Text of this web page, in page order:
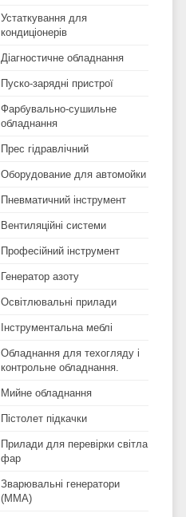
Устаткування для
кондиціонерів
Діагностичне обладнання
Пуско-зарядні пристрої
Фарбувально-сушильне
обладнання
Прес гідравлічний
Оборудование для автомойки
Пневматичний інструмент
Вентиляційні системи
Професійний інструмент
Генератор азоту
Освітлювальні прилади
Інструментальна меблі
Обладнання для техогляду і
контрольне обладнання.
Мийне обладнання
Пістолет підкачки
Прилади для перевірки світла
фар
Зварювальні генератори
(MMA)